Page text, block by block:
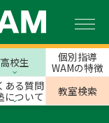
高校生
個別指導
WAMの特徴
ある質問
について
教室検索